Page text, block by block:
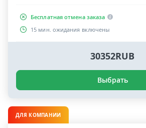
Бесплатная отмена заказа
15 мин. ожидания включены
30352RUB
Выбрать
ДЛЯ КОМПАНИИ